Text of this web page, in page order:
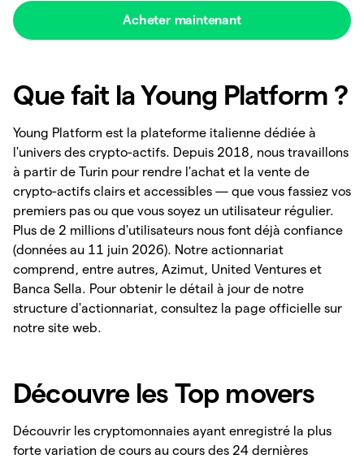
Acheter maintenant
Que fait la Young Platform ?
Young Platform est la plateforme italienne dédiée à
l'univers des crypto-actifs. Depuis 2018, nous travaillons
à partir de Turin pour rendre l'achat et la vente de
crypto-actifs clairs et accessibles — que vous fassiez vos
premiers pas ou que vous soyez un utilisateur régulier.
Plus de 2 millions d'utilisateurs nous font déjà confiance
(données au 11 juin 2026). Notre actionnariat
comprend, entre autres, Azimut, United Ventures et
Banca Sella. Pour obtenir le détail à jour de notre
structure d'actionnariat, consultez la page officielle sur
notre site web.
Découvre les Top movers
Découvrir les cryptomonnaies ayant enregistré la plus
forte variation de cours au cours des 24 dernières